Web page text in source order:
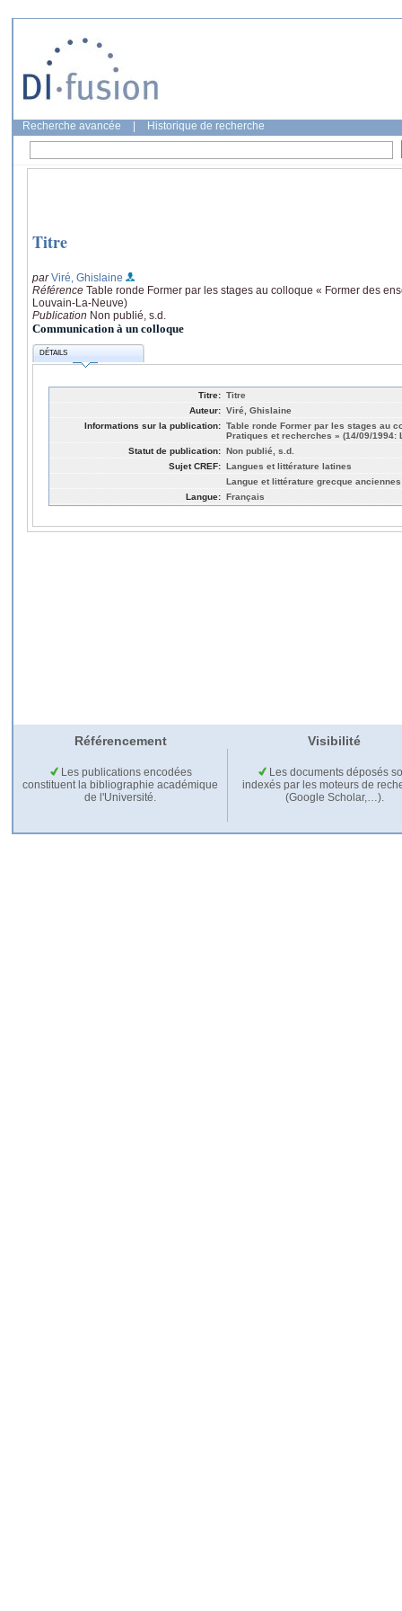
Recherche avancée Historique de recherche
Titre
parViré, Ghislaine
Référence Table ronde Former par les stages au colloque « Former des
Louvain-La-Neuve)
Publication Non publié, s.d.
Communication à un colloque
DÉTAILS
Titre: Titre
Auteur: Viré, Ghislaine
Informations sur la publication: Table ronde Former par les stages au
Pratiques et recherches » (14/09/1994:
Statut de publication: Non publié, s.d.
Sujet CREF: Langues et littérature latines
Langue et littérature grecque anciennes
Langue: Français
Référencement Visibilité
Les publications encodées
constituent la bibliographie académique
de l'Université.
Les documents déposés
indexés par les moteurs de
(Google Scholar,…).